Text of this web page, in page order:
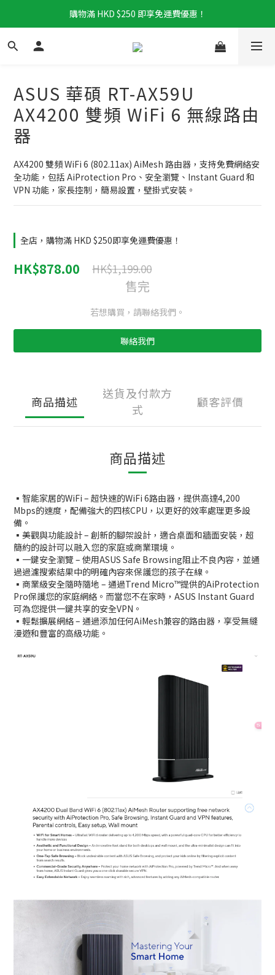
購物滿 HKD $250 即享免運費優惠！
ASUS 華碩 RT-AX59U
AX4200 雙頻 WiFi 6 無線路由
器
AX4200 雙頻 WiFi 6 (802.11ax) AiMesh 路由器，支持免費網絡安
全功能，包括 AiProtection Pro、安全瀏覽、Instant Guard 和
VPN 功能，家長控制，簡易設置，壁掛式安裝。
全店，購物滿 HKD $250即享免運費優惠！
HK$878.00 HK$1,199.00
售完
若想購買，請聯絡我們。
聯絡我們
商品描述
送貨及付款方
式
顧客評價
商品描述
▪️智能家居的WiFi – 超快速的WiFi 6路由器，提供高達4,200
Mbps的速度，配備強大的四核CPU，以更好的效率處理更多設
備。
▪️美觀與功能設計 – 創新的腳架設計，適合桌面和牆面安裝，超
簡約的設計可以融入您的家庭或商業環境。
▪️一鍵安全瀏覽 – 使用ASUS Safe Browsing阻止不良內容，並通
過過濾搜索結果中的明確內容來保護您的孩子在線。
▪️商業級安全隨時隨地 – 通過Trend Micro™提供的AiProtection
Pro保護您的家庭網絡。而當您不在家時，ASUS Instant Guard
可為您提供一鍵共享的安全VPN。
▪️輕鬆擴展網絡 – 通過添加任何AiMesh兼容的路由器，享受無縫
漫遊和豐富的高級功能。